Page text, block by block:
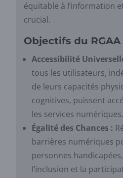
équitable à l’information
crucial.
Objectifs du RGAA
Accessibilité
tous les utilisateurs,
de leurs capacités
cognitives, puissent
les services numériques.
Égalité des Chances :
barrières numériques
personnes
l’inclusion et la